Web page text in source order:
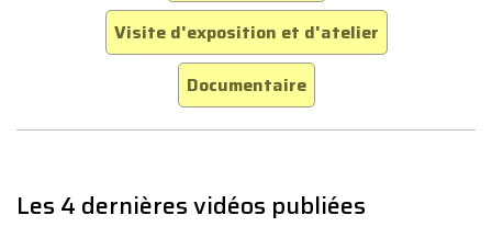
Visite d'exposition et d'atelier
Documentaire
Les 4 dernières vidéos publiées